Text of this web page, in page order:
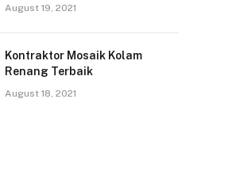
August 19, 2021
Kontraktor Mosaik Kolam
Renang Terbaik
August 18, 2021